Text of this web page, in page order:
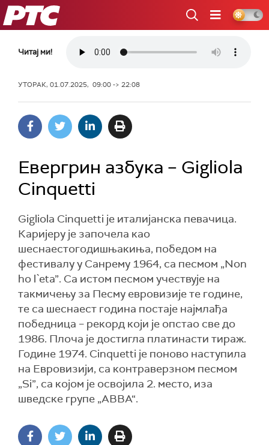
РТС
Читај ми!
УТОРАК, 01.07.2025, 09:00 -> 22:08
Евергрин азбука – Gigliola
Cinquetti
Gigliola Cinquetti је италијанска певачица.
Каријеру је започела као
шеснаестогодишњакиња, победом на
фестивалу у Санрему 1964, са песмом „Non
ho l`eta”. Са истом песмом учествује на
такмичењу за Песму евровизије те године,
те са шеснаест година постаје најмлађа
победница – рекорд који је опстао све до
1986. Плоча је достигла платинасти тираж.
Године 1974. Cinquetti је поново наступила
на Евровизији, са контраверзном песмом
„Si”, са којом је освојила 2. место, иза
шведске групе „АВВА“.